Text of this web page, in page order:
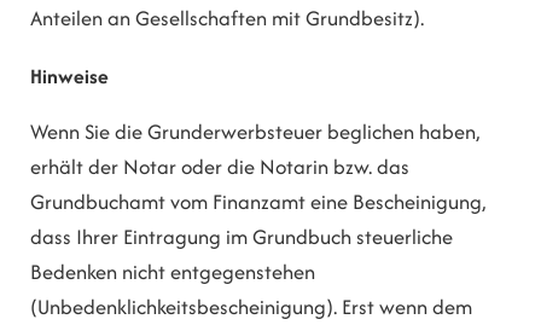
Anteilen an Gesellschaften mit Grundbesitz).
Hinweise
Wenn Sie die Grunderwerbsteuer beglichen haben,
erhält der Notar oder die Notarin bzw. das
Grundbuchamt vom Finanzamt eine Bescheinigung,
dass Ihrer Eintragung im Grundbuch steuerliche
Bedenken nicht entgegenstehen
(Unbedenklichkeitsbescheinigung). Erst wenn dem